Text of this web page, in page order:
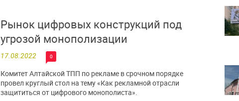
Рынок цифровых конструкций под
угрозой монополизации
17.08.2022 0
Комитет Алтайской ТПП по рекламе в срочном порядке
провел круглый стол на тему «Как рекламной отрасли
защититься от цифрового монополиста».